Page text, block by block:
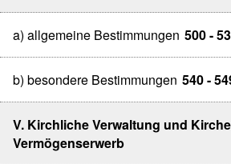
a) allgemeine Bestimmungen 500 -
b) besondere Bestimmungen 540 -
V. Kirchliche Verwaltung und
Vermögenserwerb